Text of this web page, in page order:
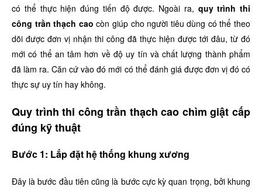
có thể thực hiện đúng tiến độ được. Ngoài ra, quy trình thi
công trần thạch cao còn giúp cho người tiêu dùng có thể theo
dõi được đơn vị nhận thi công đã thực hiện được tới đâu, từ đó
mới có thể an tâm hơn về độ uy tín và chất lượng thành phẩm
đã làm ra. Căn cứ vào đó mới có thể đánh giá được đơn vị đó có
thực sự uy tín hay không.
Quy trình thi công trần thạch cao chìm giật cấp
đúng kỹ thuật
Bước 1: Lắp đặt hệ thống khung xương
Đây là bước đầu tiên cũng là bước cực kỳ quan trọng, bởi khung